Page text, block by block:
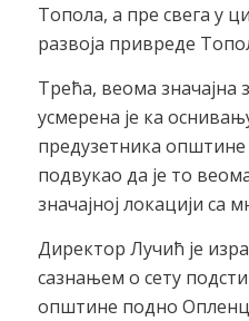
Топола, а пре свега у
развоја привреде
Трећа, веома значајна
усмерена је ка
предузетника општине
подвукао да је то
значајној локацији са
Директор Лучић је
сазнањем о сету
општине подно